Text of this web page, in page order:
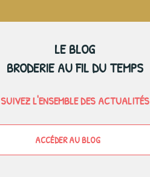
LE BLOG
BRODERIE AU FIL DU TEMPS
SUIVEZ L'ENSEMBLE DES ACTUALITÉS
ACCÉDER AU BLOG